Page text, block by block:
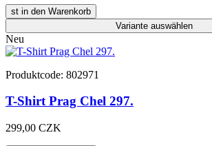
st in den Warenkorb
Variante auswählen
Neu
Produktcode: 802971
T-Shirt Prag Chel 297.
299,00 CZK